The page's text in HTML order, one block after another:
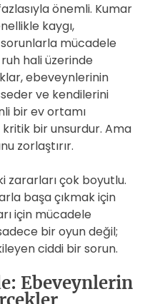
önemli. Kumar
kaygı,
mücadele
hali üzerinde
ebeveynlerinin
ve kendilerini
bir ev ortamı
bir unsurdur. Ama
zorlaştırır.
zararları çok boyutlu.
başa çıkmak için
için mücadele
bir oyun değil;
ciddi bir sorun.
Ebeveynlerin